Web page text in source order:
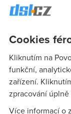
Správního
zákona o
a bez jejich
2015 službu
pak lidem, kteří
nedeaktivovali,
základního
rychlosti
Cookies
Kliknutím na
funkční,
zařízení.
zpracování úplně
Více informací o